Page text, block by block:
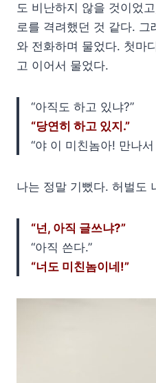
도 비난하지 않을 것이었
로를 격려했던 것 같다.
와 전화하며 물었다. 첫마
고 이어서 물었다.
“아직도 하고 있냐?”
“당연히 하고 있지.”
“야 이 미친놈아! 만나
나는 정말 기뻤다. 허벌도
“넌, 아직 글쓰냐?”
“아직 쓴다.”
“너도 미친놈이네!”